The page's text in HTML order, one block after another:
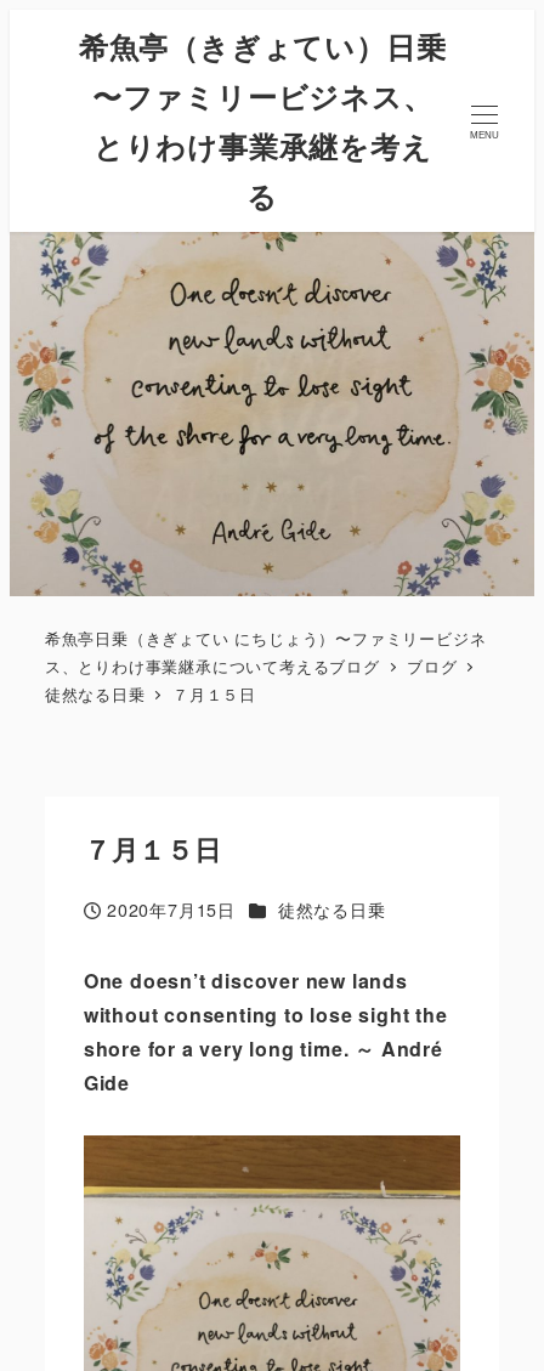
希魚亭（きぎょてい）日乗
〜ファミリービジネス、
とりわけ事業承継を考え
る
MENU
希魚亭日乗（きぎょてい にちじょう）〜ファミリービジネ
ス、とりわけ事業継承について考えるブログ
ブログ
徒然なる日乗
７月１５日
７月１５日
投稿日
2020年7月15日 カテゴリー
徒然なる日乗
One doesn’t discover new lands
without consenting to lose sight the
shore for a very long time. ～ André
Gide